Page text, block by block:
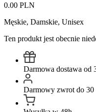
0.00 PLN
Męskie, Damskie, Unisex
Ten produkt jest obecnie
Darmowa dostawa od
Darmowy zwrot do 30